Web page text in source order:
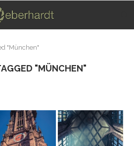
"München"
"MÜNCHEN"